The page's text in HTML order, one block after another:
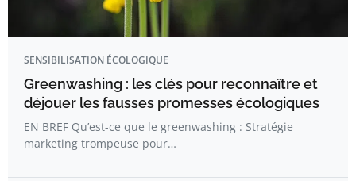
SENSIBILISATION ÉCOLOGIQUE
Greenwashing : les clés pour reconnaître et
déjouer les fausses promesses écologiques
EN BREF Qu’est-ce que le greenwashing : Stratégie
marketing trompeuse pour…